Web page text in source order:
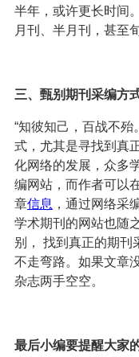
半年，或许更长时间
月刊、半月刊，甚至
三、甄别期刊采编方
“知彼知己，百战不
式，尤其是寻找到真
化网络的发展，众多
编网站，而作者可以
章信息 ，通过网络采
学术期刊的网站也随
别， 找到真正的期刊
不走弯路。如果文章
杂志两手空空。
最后小编要提醒大家